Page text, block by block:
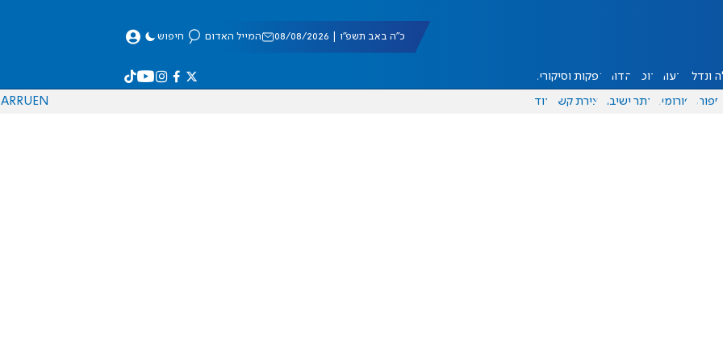
כ"ה באב תשפ"ו | 08/08/2026 המייל האדום חיפוש
ונדל"ן דעות אוכל יהדות הפקות וסיקורים
ספורט פורומים אתר ישיבה יצירת קשר עוד EN
RU
AR